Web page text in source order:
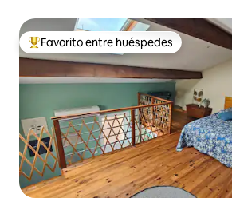
De los mejores en Favorito entre
Favorito entre huéspedes